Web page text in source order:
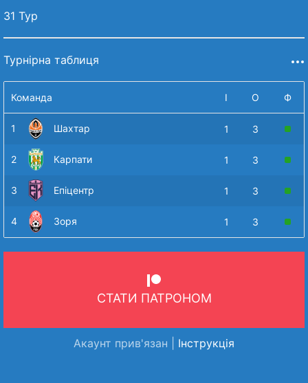
31 Тур
Турнірна таблиця
Команда І О Ф
1 Шахтар 1 3
2 Карпати 1 3
3 Епіцентр 1 3
4 Зоря 1 3
СТАТИ ПАТРОНОМ
Акаунт прив'язан | Інструкція